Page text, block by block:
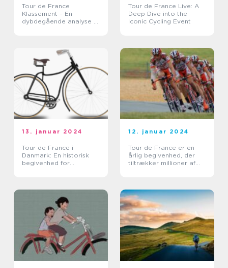
Tour de France
Klassement – En
dybdegående analyse af
Tour de France Live: A
Deep Dive into the
Iconic Cycling Event
13. januar 2024
Tour de France i
Danmark: En historisk
begivenhed for
12. januar 2024
Tour de France er en
årlig begivenhed, der
tiltrækker millioner af